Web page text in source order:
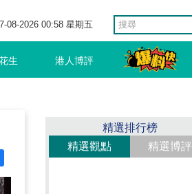
08-2026 00:58 星期五
生 港人博評
精選排行榜
精選觀點
精選博評